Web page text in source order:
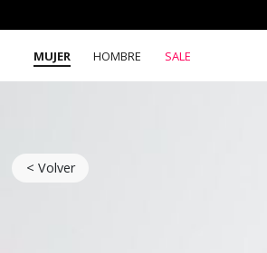
MUJER HOMBRE SALE
< Volver